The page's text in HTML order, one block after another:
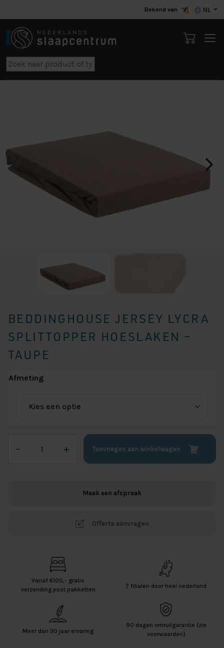
Bekend van NL
BEDDINGHOUSE JERSEY LYCRA
SPLITTOPPER HOESLAKEN –
TAUPE
Afmeting
–
Jersey
+ Toevoegen aan winkelwagen
Maak een afspraak
Offerte aanvragen
Vanaf €100,- gratis
verzending post pakketten
7 filialen door heel nederland
Meer dan 30 jaar ervaring
90 dagen omruilgarantie (zie
voorwaarden)